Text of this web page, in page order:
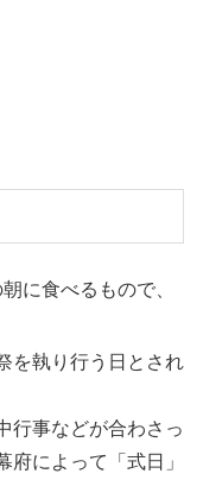
に食べるもので、
を執り行う日とされ
行事などが合わさっ
によって「式日」